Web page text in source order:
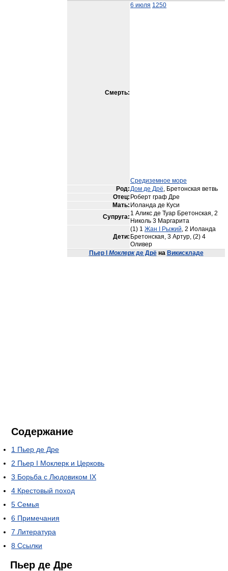
Смерть:
6 июля 1250
Средиземное море
Род:Дом де Дрё, Бретонская ветвь
Отец: Роберт граф Дре
Мать: Иоланда де Куси
Супруга: 1 Аликс де Туар Бретонская, 2
Николь 3 Маргарита
Дети:
(1) 1 Жан I Рыжий, 2 Иоланда
Бретонская, 3 Артур, (2) 4
Оливер
Пьер I Моклеркде Дрёна Викискладе
Содержание
1 Пьер де Дре
2 Пьер I Моклерк и Церковь
3 Борьба с Людовиком IX
4 Крестовый поход
5 Семья
6 Примечания
7 Литература
8 Ссылки
Пьер де Дре